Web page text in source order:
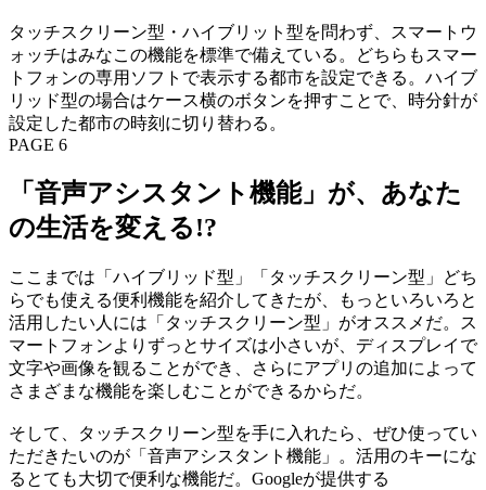
タッチスクリーン型・ハイブリット型を問わず、スマートウ
ォッチはみなこの機能を標準で備えている。どちらもスマー
トフォンの専用ソフトで表示する都市を設定できる。ハイブ
リッド型の場合はケース横のボタンを押すことで、時分針が
設定した都市の時刻に切り替わる。
PAGE 6
「音声アシスタント機能」が、あなた
の生活を変える!?
ここまでは「ハイブリッド型」「タッチスクリーン型」どち
らでも使える便利機能を紹介してきたが、もっといろいろと
活用したい人には「タッチスクリーン型」がオススメだ。ス
マートフォンよりずっとサイズは小さいが、ディスプレイで
文字や画像を観ることができ、さらにアプリの追加によって
さまざまな機能を楽しむことができるからだ。
そして、タッチスクリーン型を手に入れたら、ぜひ使ってい
ただきたいのが「音声アシスタント機能」。活用のキーにな
るとても大切で便利な機能だ。Googleが提供する